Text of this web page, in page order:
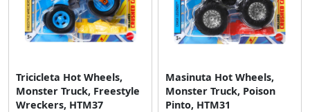
Tricicleta Hot Wheels,
Monster Truck, Freestyle
Wreckers, HTM37
Masinuta Hot Wheels,
Monster Truck, Poison
Pinto, HTM31